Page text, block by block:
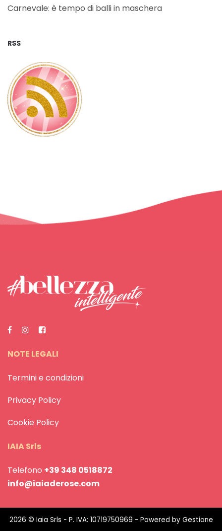
Carnevale: è tempo di balli in maschera
RSS
NOTE LEGALI
Termini e condizioni
Privacy Policy
Cookie Policy
IAIA Srls
Telefono +39 348 0518872
info@iaiaderose.com
2026 © Iaia Srls - P. IVA: 10719750969 - Powered by Gestione